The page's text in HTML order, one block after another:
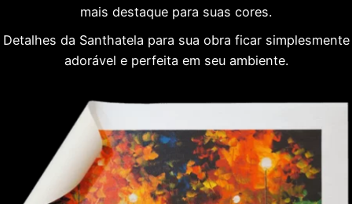
mais destaque para suas cores.
Detalhes da Santhatela para sua obra ficar simplesmente
adorável e perfeita em seu ambiente.